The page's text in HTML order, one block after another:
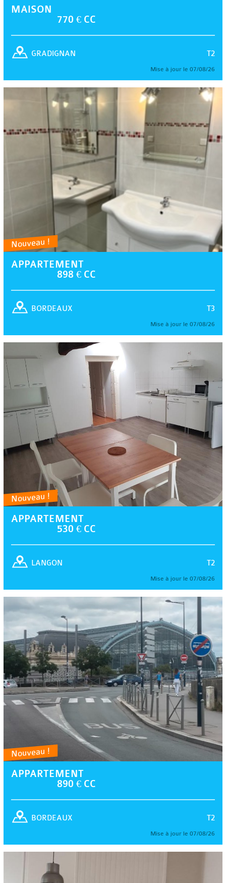
MAISON
770 € CC
T2
GRADIGNAN
Mise à jour le 07/08/26
Nouveau !
APPARTEMENT
898 € CC
T3
BORDEAUX
Mise à jour le 07/08/26
Nouveau !
APPARTEMENT
530 € CC
T2
LANGON
Mise à jour le 07/08/26
Nouveau !
APPARTEMENT
890 € CC
T2
BORDEAUX
Mise à jour le 07/08/26